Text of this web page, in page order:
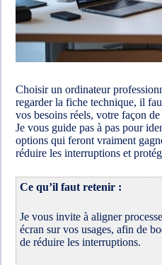
Choisir un ordinateur
regarder la fiche technique, il
vos besoins réels, votre façon
Je vous guide pas à pas pour
options qui feront vraiment
réduire les interruptions et
Ce qu’il faut retenir :
Je vous invite à aligner
écran sur vos usages, afin de
de réduire les interruptions.